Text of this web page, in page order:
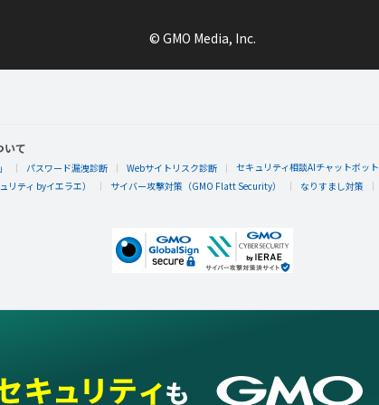
© GMO Media, Inc.
いて
パスワード漏洩診断 Webサイトリスク診断
セキュリティ相談AIチャットボット
ティ byイエラエ）
サイバー攻撃対策（GMO Flatt Security） なりすまし対策